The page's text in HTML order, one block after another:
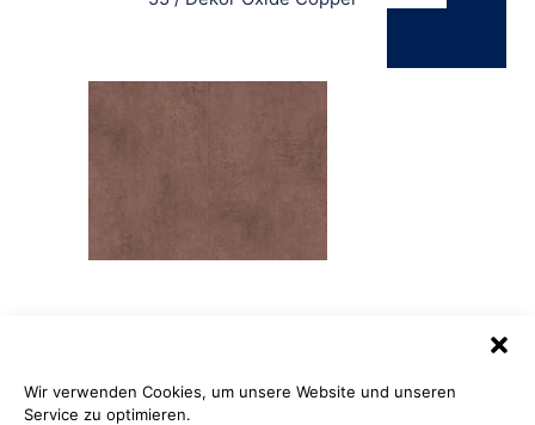
Wir verwenden Cookies, um unsere Website und unseren
Service zu optimieren.
Rollenlänge: 66,66 cm